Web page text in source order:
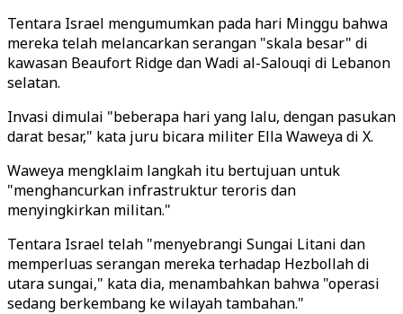
Tentara Israel mengumumkan pada hari Minggu bahwa
mereka telah melancarkan serangan "skala besar" di
kawasan Beaufort Ridge dan Wadi al-Salouqi di Lebanon
selatan.
Invasi dimulai "beberapa hari yang lalu, dengan pasukan
darat besar," kata juru bicara militer Ella Waweya di X.
Waweya mengklaim langkah itu bertujuan untuk
"menghancurkan infrastruktur teroris dan
menyingkirkan militan."
Tentara Israel telah "menyebrangi Sungai Litani dan
memperluas serangan mereka terhadap Hezbollah di
utara sungai," kata dia, menambahkan bahwa "operasi
sedang berkembang ke wilayah tambahan."